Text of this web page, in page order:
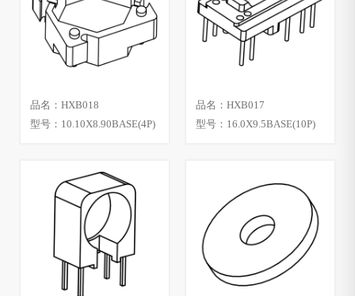
品名：HXB018
型号：10.10X8.90BASE(4P)
品名：HXB017
型号：16.0X9.5BASE(10P)